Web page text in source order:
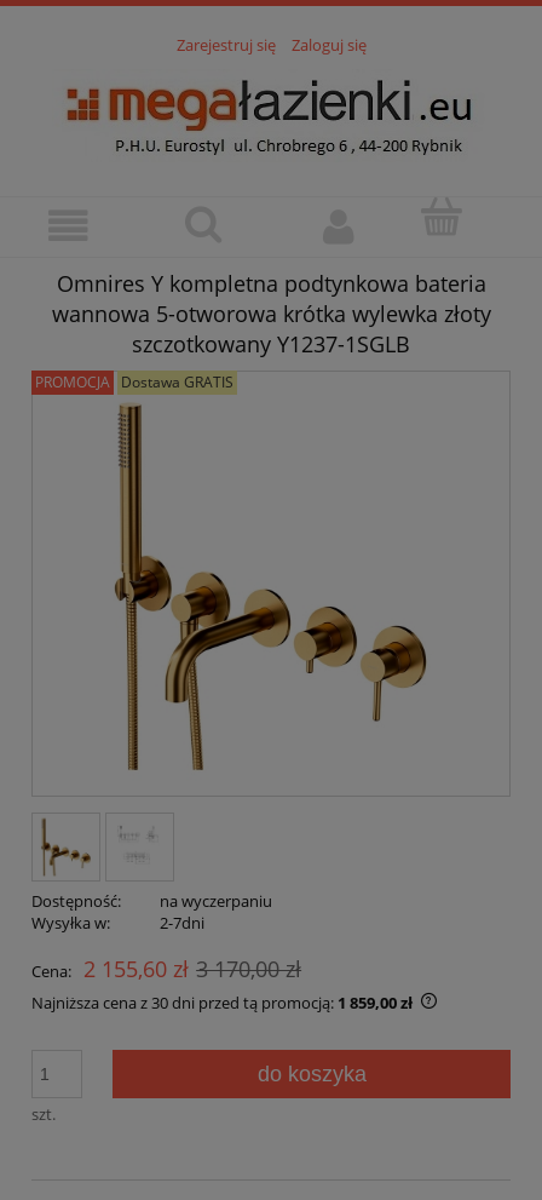
Zarejestruj się Zaloguj się
Omnires Y kompletna podtynkowa bateria
wannowa 5-otworowa krótka wylewka złoty
szczotkowany Y1237-1SGLB
PROMOCJA Dostawa GRATIS
Dostępność:
na wyczerpaniu
Wysyłka w:
2-7dni
Cena: 2 155,60 zł 3 170,00 zł
Najniższa cena z 30 dni przed tą promocją: 1 859,00 zł
30 dni,
sprzedaży.
szt.
do koszyka